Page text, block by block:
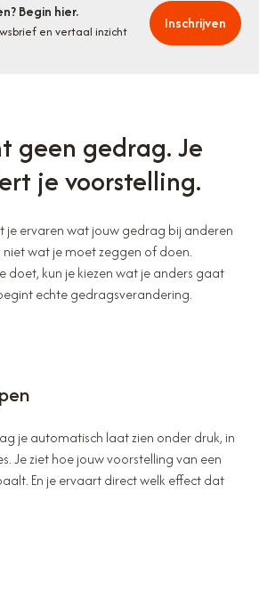
Begin hier.
en vertaal inzicht
Inschrijven
geen gedrag. Je
je voorstelling.
je ervaren wat jouw gedrag bij anderen
wat je moet zeggen of doen.
doet, kun je kiezen wat je anders gaat
echte gedragsverandering.
je automatisch laat zien onder druk, in
Je ziet hoe jouw voorstelling van een
En je ervaart direct welk effect dat